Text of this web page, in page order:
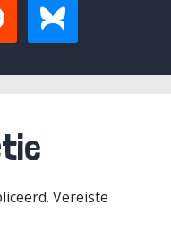
Vereiste